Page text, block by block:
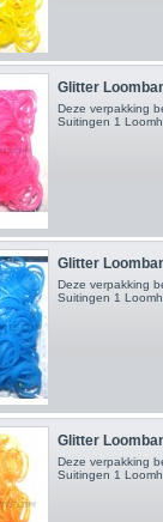
Glitter
Deze verpakking
Suitingen 1
Glitter
Deze verpakking
Suitingen 1
Glitter
Deze verpakking
Suitingen 1